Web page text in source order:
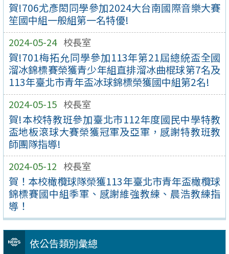
賀!706尤彥閎同學參加2024大台南國際音樂大賽
笙國中組一般組第一名特優!
2024-05-24 校長室
賀!701梅拓允同學參加113年第21屆總統盃全國
溜冰錦標賽榮獲青少年組直排溜冰曲棍球第7名及
113年臺北市青年盃冰球錦標榮獲國中組第2名!
2024-05-15 校長室
賀!本校特教班參加臺北市112年度國民中學特教
盃地板滾球大賽榮獲冠軍及亞軍，感謝特教班教
師團隊指導!
2024-05-12 校長室
賀！本校橄欖球隊榮獲113年臺北市青年盃橄欖球
錦標賽國中組季軍、感謝維強教練、晨浩教練指
導！
依公告類別彙總